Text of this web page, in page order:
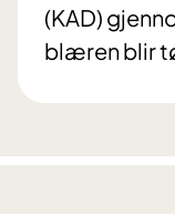
(KAD)
blæren blir